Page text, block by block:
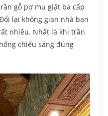
gỗ pơ mu giật ba cấp
lại không gian nhà bạn
nhiều. Nhất là khi trần
chiếu sáng đúng